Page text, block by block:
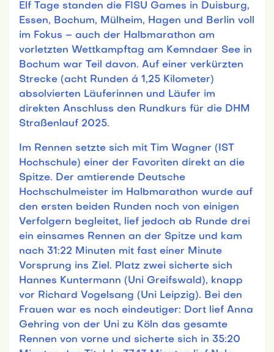
Elf Tage standen die FISU Games in Duisburg,
Essen, Bochum, Mülheim, Hagen und Berlin voll
im Fokus – auch der Halbmarathon am
vorletzten Wettkampftag am Kemndaer See in
Bochum war Teil davon. Auf einer verkürzten
Strecke (acht Runden á 1,25 Kilometer)
absolvierten Läuferinnen und Läufer im
direkten Anschluss den Rundkurs für die DHM
Straßenlauf 2025.
Im Rennen setzte sich mit Tim Wagner (IST
Hochschule) einer der Favoriten direkt an die
Spitze. Der amtierende Deutsche
Hochschulmeister im Halbmarathon wurde auf
den ersten beiden Runden noch von einigen
Verfolgern begleitet, lief jedoch ab Runde drei
ein einsames Rennen an der Spitze und kam
nach 31:22 Minuten mit fast einer Minute
Vorsprung ins Ziel. Platz zwei sicherte sich
Hannes Kuntermann (Uni Greifswald), knapp
vor Richard Vogelsang (Uni Leipzig). Bei den
Frauen war es noch eindeutiger: Dort lief Anna
Gehring von der Uni zu Köln das gesamte
Rennen von vorne und sicherte sich in 35:20